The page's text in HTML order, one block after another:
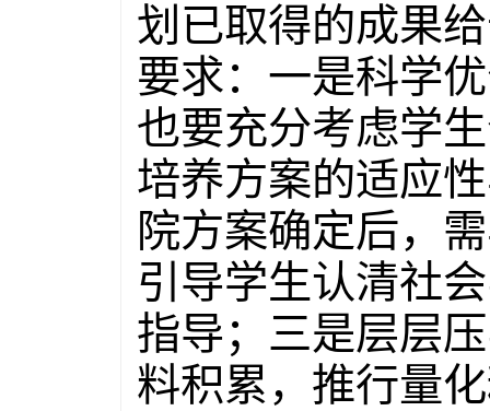
划已取得的成果
要求：一是科学
也要充分考虑学
培养方案的适应
院方案确定后，
引导学生认清社
指导；三是层层
料积累，推行量